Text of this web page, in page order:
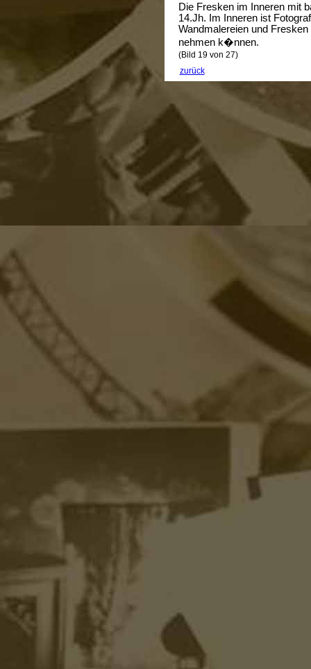
Die Fresken im Inneren mit
14.Jh. Im Inneren ist
Wandmalereien und
nehmen k�nnen.
(Bild 19 von 27)
zurück